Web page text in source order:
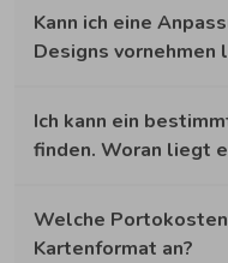
Kann ich eine
Designs vornehmen
Ich kann ein
finden. Woran liegt
Welche
Kartenformat an?